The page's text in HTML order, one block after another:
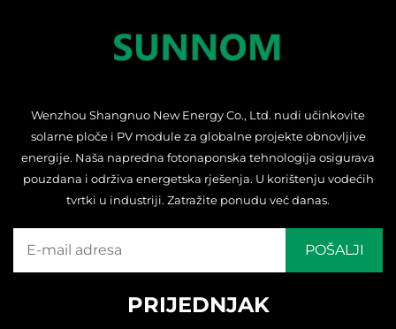
Wenzhou Shangnuo New Energy Co., Ltd. nudi učinkovite
solarne ploče i PV module za globalne projekte obnovljive
energije. Naša napredna fotonaponska tehnologija osigurava
pouzdana i održiva energetska rješenja. U korištenju vodećih
tvrtki u industriji. Zatražite ponudu već danas.
PRIJEDNJAK